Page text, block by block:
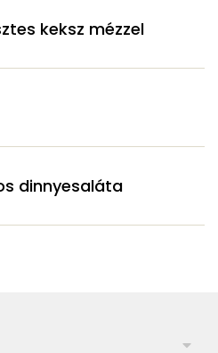
keksz mézzel
dinnyesaláta